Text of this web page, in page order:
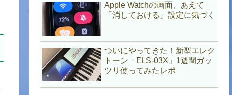
Apple Watchの画面、あえて
「消しておける」設定に気づく
ついにやってきた！新型エレク
トーン「ELS-03X」1週間ガッ
ツリ使ってみたレポ